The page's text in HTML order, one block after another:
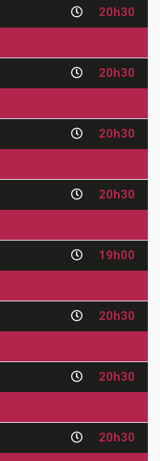
20h30
20h30
20h30
20h30
19h00
20h30
20h30
20h30